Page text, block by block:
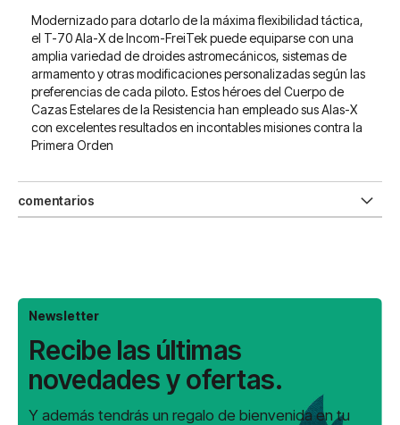
Modernizado para dotarlo de la máxima flexibilidad táctica,
el T-70 Ala-X de Incom-FreiTek puede equiparse con una
amplia variedad de droides astromecánicos, sistemas de
armamento y otras modificaciones personalizadas según las
preferencias de cada piloto. Estos héroes del Cuerpo de
Cazas Estelares de la Resistencia han empleado sus Alas-X
con excelentes resultados en incontables misiones contra la
Primera Orden
comentarios
Newsletter
Recibe las últimas
novedades y ofertas.
Y además tendrás un regalo de bienvenida en tu